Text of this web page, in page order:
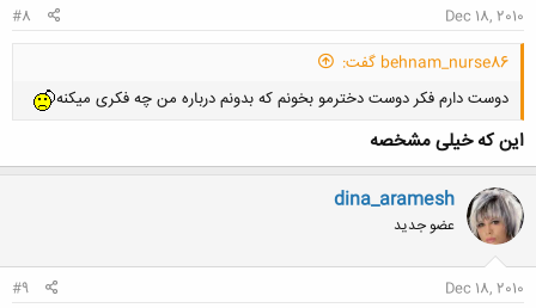
Dec 18, 2010
#8
behnam_nurse86 گفت:
دوست دارم فکر دوست دخترمو بخونم که بدونم درباره من چه فکری میکنه
این که خیلی مشخصه
dina_aramesh
عضو جدید
Dec 18, 2010
#9